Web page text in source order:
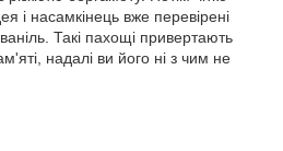
і насамкінець вже перевірені
Такі пахощі привертають
надалі ви його ні з чим не